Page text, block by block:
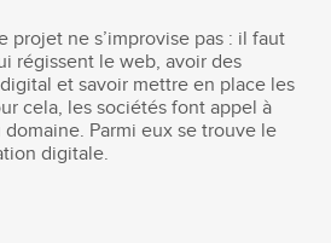
projet ne s’improvise pas : il faut
régissent le web, avoir des
et savoir mettre en place les
cela, les sociétés font appel à
Parmi eux se trouve le
digitale.